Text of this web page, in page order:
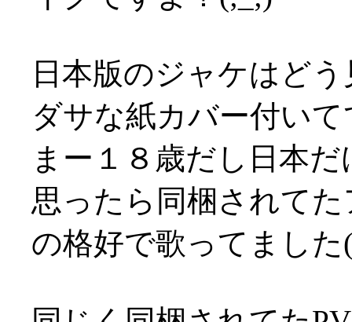
日本版のジャケはど
ダサな紙カバー付い
まー１８歳だし日本
思ったら同梱されて
の格好で歌ってました